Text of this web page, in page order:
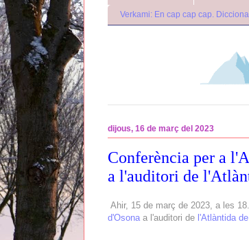
Verkami: En cap cap cap.
dijous, 16 de març del 2023
Conferència per a
a l'auditori de
Ahir, 15 de març de 2023, a les
d'Osona a l'auditori de l'Atlàntida